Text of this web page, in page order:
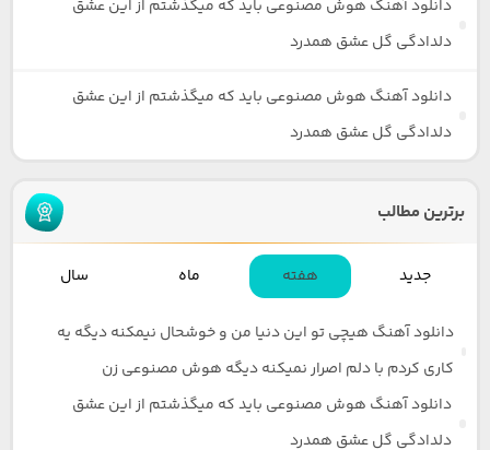
دانلود آهنگ هوش مصنوعی باید که میگذشتم از این عشق
دلدادگی گل عشق همدرد
دانلود آهنگ هوش مصنوعی باید که میگذشتم از این عشق
دلدادگی گل عشق همدرد
برترین مطالب
جدید هفته ماه سال
دانلود آهنگ هیچی تو این دنیا من و خوشحال نیمکنه دیگه یه
کاری کردم با دلم اصرار نمیکنه دیگه هوش مصنوعی زن
دانلود آهنگ هوش مصنوعی باید که میگذشتم از این عشق
دلدادگی گل عشق همدرد